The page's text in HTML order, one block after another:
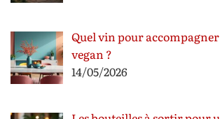
Quel vin pour
vegan ?
14/05/2026